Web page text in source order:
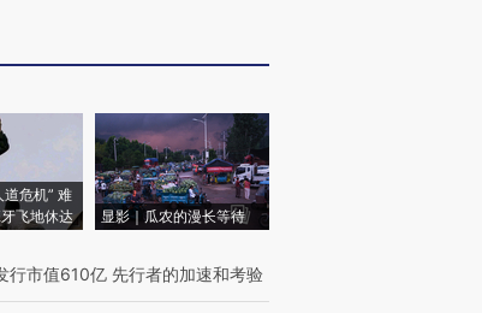
道危机” 难
飞地休达
显影｜瓜农的漫长等待
行市值610亿 先行者的加速和考验